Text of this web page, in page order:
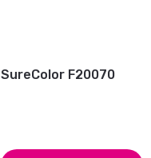
SureColor F20070